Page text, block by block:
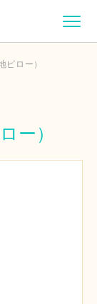
ピロー）
ー）